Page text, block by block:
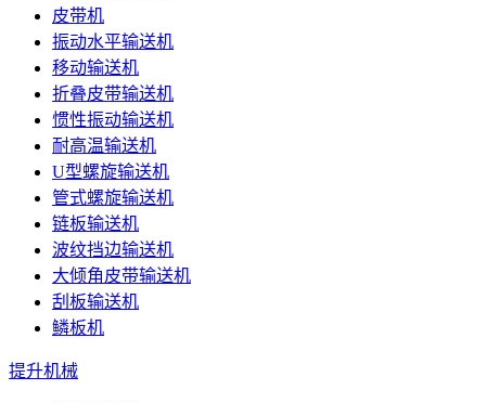
皮带机
振动水平输送机
移动输送机
折叠皮带输送机
惯性振动输送机
耐高温输送机
U型螺旋输送机
管式螺旋输送机
链板输送机
波纹挡边输送机
大倾角皮带输送机
刮板输送机
鳞板机
提升机械